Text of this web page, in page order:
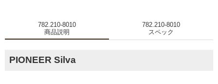
782.210-8010
商品説明
782.210-8010
スペック
PIONEER Silva